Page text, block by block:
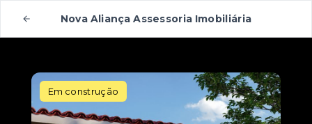
Nova Aliança Assessoria Imobiliária
Em construção